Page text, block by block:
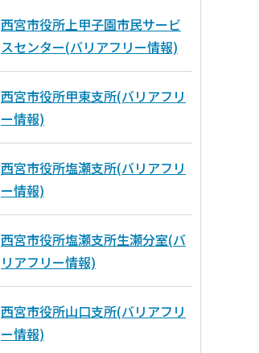
西宮市役所上甲子園市民サービ
スセンター(バリアフリー情報)
西宮市役所甲東支所(バリアフリ
ー情報)
西宮市役所塩瀬支所(バリアフリ
ー情報)
西宮市役所塩瀬支所生瀬分室(バ
リアフリー情報)
西宮市役所山口支所(バリアフリ
ー情報)